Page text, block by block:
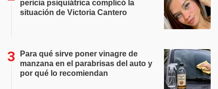
pericia psiquiátrica complicó la
situación de Victoria Cantero
Para qué sirve poner vinagre de
manzana en el parabrisas del auto y
por qué lo recomiendan